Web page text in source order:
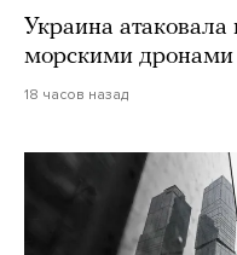
Украина
морскими дронами
18 часов назад